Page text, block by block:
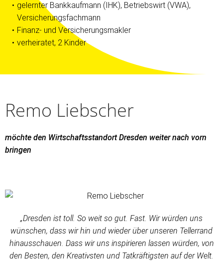
gelernter Bankkaufmann (IHK), Betriebswirt (VWA),
Versicherungsfachmann
Finanz- und Versicherungsmakler
verheiratet, 2 Kinder
Remo Liebscher
möchte den Wirtschaftsstandort Dresden weiter nach vorn
bringen
„Dresden ist toll. So weit so gut. Fast. Wir würden uns
wünschen, dass wir hin und wieder über unseren Tellerrand
hinausschauen. Dass wir uns inspirieren lassen würden, von
den Besten, den Kreativsten und Tatkräftigsten auf der Welt.